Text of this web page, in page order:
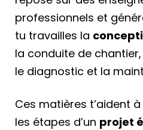
professionnels et
tu travailles la
la conduite de
le diagnostic et la
Ces matières t’aident
les étapes d’un projet